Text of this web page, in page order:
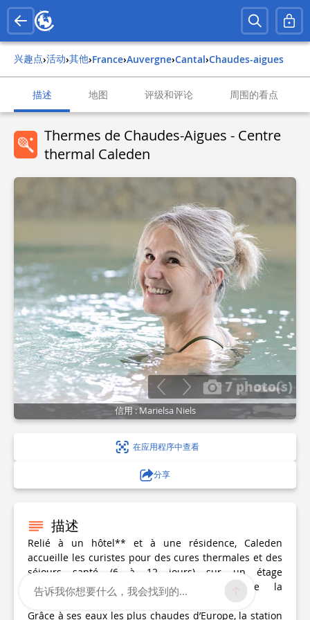
兴趣点› 活动› 其他› france› auvergne› cantal› chaudes-aigues
描述 地图 评级和评论 周围的看点
Thermes de Chaudes-Aigues - Centre
thermal Caleden
7 photo(s)
信用 : Marielsa Niels
在应用程序中查看
分享
描述
Relié à un hôtel** et à une résidence, Caleden
accueille les curistes pour des cures thermales et des
séjours santé (6 à 12 jours) sur un étage
exclusivement réservé au traitement de la
rhumatologie.
Grâce à ses eaux les plus chaudes d’Europe, la station
告诉我你想要什么，我会找到的...